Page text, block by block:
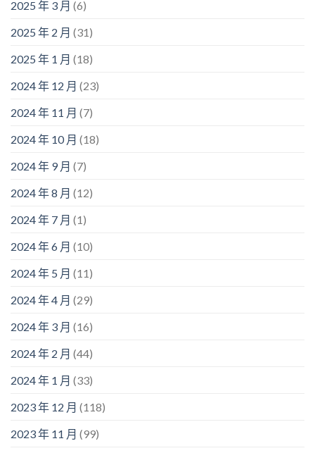
2025 年 3 月 (6)
2025 年 2 月 (31)
2025 年 1 月 (18)
2024 年 12 月 (23)
2024 年 11 月 (7)
2024 年 10 月 (18)
2024 年 9 月 (7)
2024 年 8 月 (12)
2024 年 7 月 (1)
2024 年 6 月 (10)
2024 年 5 月 (11)
2024 年 4 月 (29)
2024 年 3 月 (16)
2024 年 2 月 (44)
2024 年 1 月 (33)
2023 年 12 月 (118)
2023 年 11 月 (99)